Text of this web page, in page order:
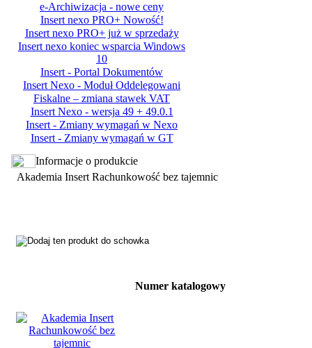
e-Archiwizacja - nowe ceny
Insert nexo PRO+ Nowość!
Insert nexo PRO+ już w sprzedaży
Insert nexo koniec wsparcia Windows
10
Insert - Portal Dokumentów
Insert Nexo - Moduł Oddelegowani
Fiskalne – zmiana stawek VAT
Insert Nexo - wersja 49 + 49.0.1
Insert - Zmiany wymagań w Nexo
Insert - Zmiany wymagań w GT
Informacje o produkcie
Akademia Insert Rachunkowość bez tajemnic
Numer katalogowy